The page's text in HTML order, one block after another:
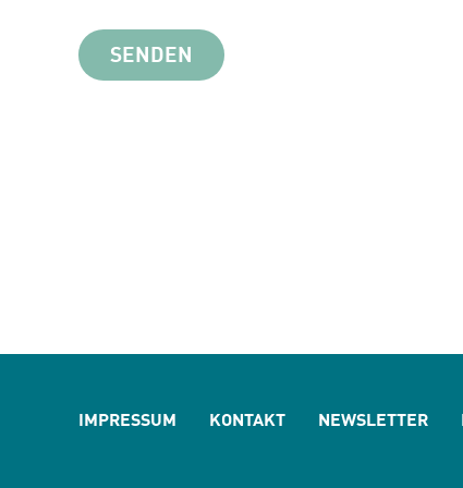
nicht
ausfüllen
IMPRESSUM KONTAKT NEWSLETTER